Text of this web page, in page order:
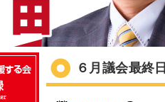
６月議会最終日